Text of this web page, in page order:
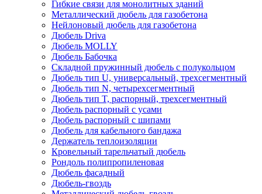
Гибкие связи для монолитных зданий
Металлический дюбель для газобетона
Нейлоновый дюбель для газобетона
Дюбель Driva
Дюбель MOLLY
Дюбель Бабочка
Складной пружинный дюбель с полукольцом
Дюбель тип U, универсальный, трехсегментный
Дюбель тип N, четырехсегментный
Дюбель тип T, распорный, трехсегментный
Дюбель распорный с усами
Дюбель распорный с шипами
Дюбель для кабельного бандажа
Держатель теплоизоляции
Кровельный тарельчатый дюбель
Рондоль полипропиленовая
Дюбель фасадный
Дюбель-гвоздь